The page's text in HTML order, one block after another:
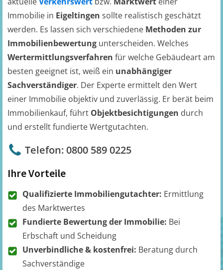
Immobilie in Eigeltingen sollte realistisch geschätzt
werden. Es lassen sich verschiedene Methoden zur
Immobilienbewertung unterscheiden. Welches
Wertermittlungsverfahren für welche Gebäudeart am
besten geeignet ist, weiß ein unabhängiger
Sachverständiger. Der Experte ermittelt den Wert
einer Immobilie objektiv und zuverlässig. Er berät beim
Immobilienkauf, führt Objektbesichtigungen durch
und erstellt fundierte Wertgutachten.
Telefon: 0800 589 0225
Ihre Vorteile
Qualifizierte Immobiliengutachter: Ermittlung
des Marktwertes
Fundierte Bewertung der Immobilie: Bei
Erbschaft und Scheidung
Unverbindliche & kostenfrei: Beratung durch
Sachverständige